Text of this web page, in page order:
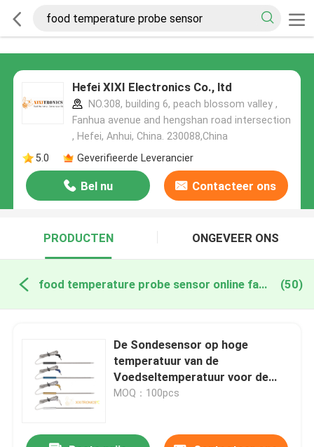
Hefei XIXI Electronics Co., ltd
NO.308, building 6, peach blossom valley ,
Fanhua avenue and hengshan road intersection
, Hefei, Anhui, China. 230088,China
5.0
Geverifieerde Leverancier
Bel nu Contacteer ons
PRODUCTEN ONGEVEER ONS
food temperature probe sensor online fabricage (50)
De Sondesensor op hoge
temperatuur van de
Voedseltemperatuur voor de
Thermometer van Bluetooth van
MOQ：100pcs